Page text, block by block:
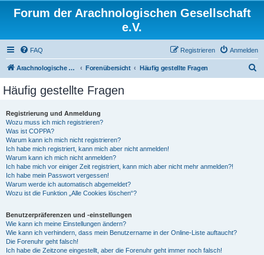
Forum der Arachnologischen Gesellschaft
e.V.
FAQ Anmelden
Registrieren
Arachnologische Gesellschaft e. V. Forenübersicht Häufig gestellte Fragen
Häufig gestellte Fragen
Registrierung und Anmeldung
Wozu muss ich mich registrieren?
Was ist COPPA?
Warum kann ich mich nicht registrieren?
Ich habe mich registriert, kann mich aber nicht anmelden!
Warum kann ich mich nicht anmelden?
Ich habe mich vor einiger Zeit registriert, kann mich aber nicht mehr anmelden?!
Ich habe mein Passwort vergessen!
Warum werde ich automatisch abgemeldet?
Wozu ist die Funktion „Alle Cookies löschen“?
Benutzerpräferenzen und -einstellungen
Wie kann ich meine Einstellungen ändern?
Wie kann ich verhindern, dass mein Benutzername in der Online-Liste auftaucht?
Die Forenuhr geht falsch!
Ich habe die Zeitzone eingestellt, aber die Forenuhr geht immer noch falsch!